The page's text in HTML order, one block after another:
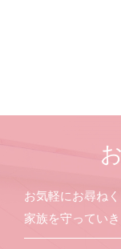
お気軽にお尋ね
家族を守っていき